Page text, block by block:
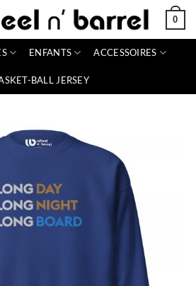
0
ENFANTS ACCESSOIRES
BALL JERSEY